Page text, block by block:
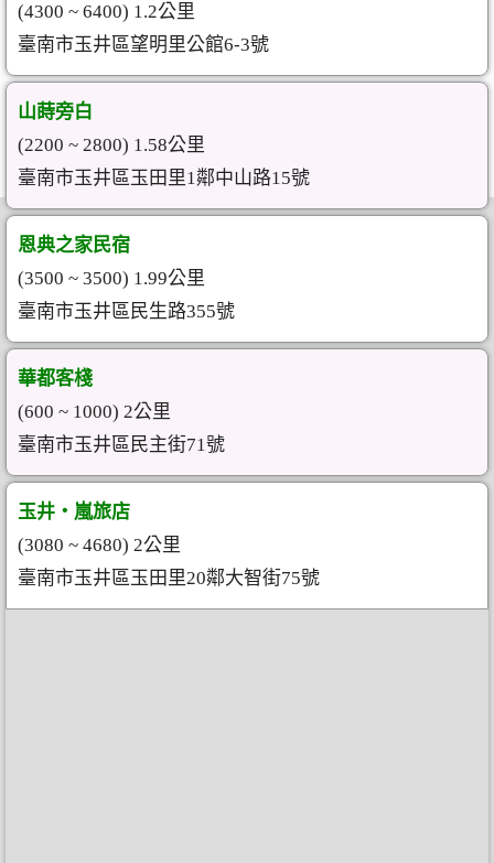
(4300 ~ 6400) 1.2公里
臺南市玉井區望明里公館6-3號
山蒔旁白
(2200 ~ 2800) 1.58公里
臺南市玉井區玉田里1鄰中山路15號
恩典之家民宿
(3500 ~ 3500) 1.99公里
臺南市玉井區民生路355號
華都客棧
(600 ~ 1000) 2公里
臺南市玉井區民主街71號
玉井‧嵐旅店
(3080 ~ 4680) 2公里
臺南市玉井區玉田里20鄰大智街75號